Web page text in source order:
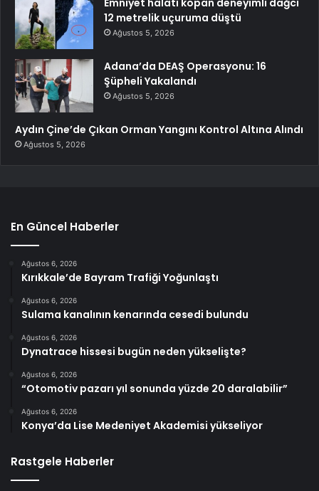
Emniyet halatı kopan deneyimli dağcı
12 metrelik uçuruma düştü
Ağustos 5, 2026
Adana’da DEAŞ Operasyonu: 16
Şüpheli Yakalandı
Ağustos 5, 2026
Aydın Çine’de Çıkan Orman Yangını Kontrol Altına Alındı
Ağustos 5, 2026
En Güncel Haberler
Ağustos 6, 2026
Kırıkkale’de Bayram Trafiği Yoğunlaştı
Ağustos 6, 2026
Sulama kanalının kenarında cesedi bulundu
Ağustos 6, 2026
Dynatrace hissesi bugün neden yükselişte?
Ağustos 6, 2026
“Otomotiv pazarı yıl sonunda yüzde 20 daralabilir”
Ağustos 6, 2026
Konya’da Lise Medeniyet Akademisi yükseliyor
Rastgele Haberler